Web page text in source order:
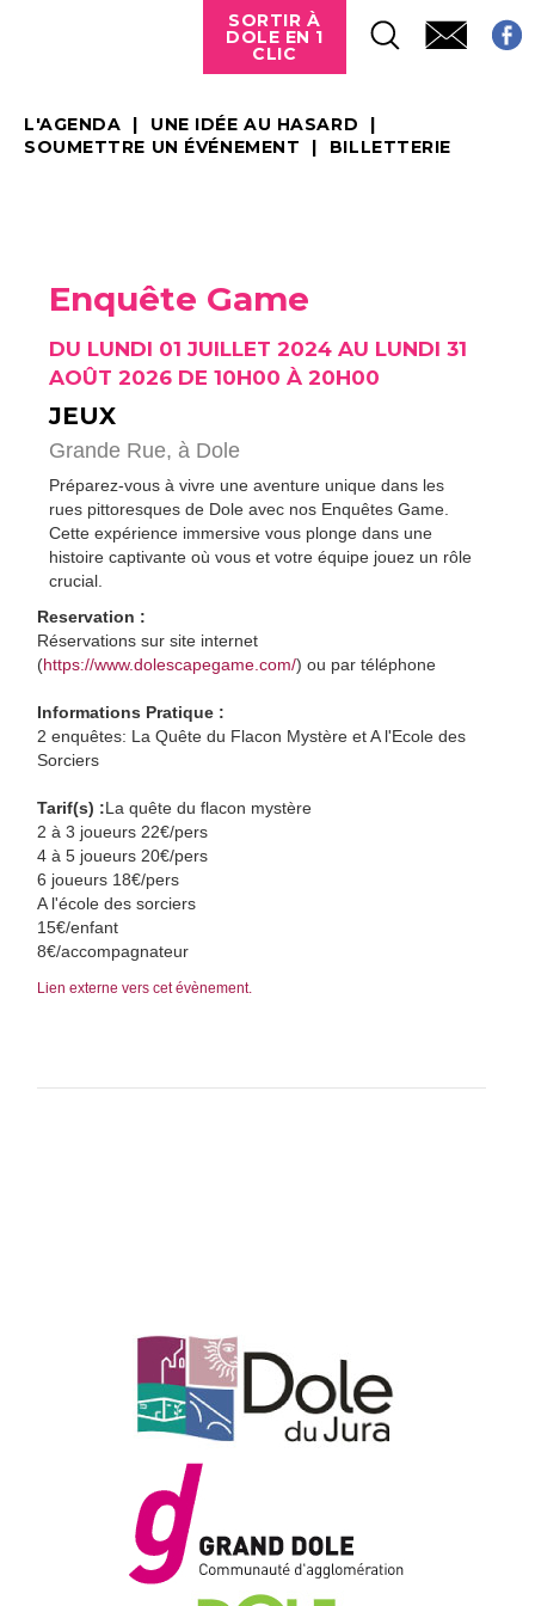
SORTIR À
DOLE EN 1
CLIC
L'AGENDA
UNE IDÉE AU HASARD
SOUMETTRE UN ÉVÉNEMENT
BILLETTERIE
Enquête Game
DU LUNDI 01 JUILLET 2024 AU LUNDI 31
AOÛT 2026 DE 10H00 À 20H00
JEUX
Grande Rue, à Dole
Préparez-vous à vivre une aventure unique dans les
rues pittoresques de Dole avec nos Enquêtes Game.
Cette expérience immersive vous plonge dans une
histoire captivante où vous et votre équipe jouez un rôle
crucial.
Reservation :
Réservations sur site internet
(https://www.dolescapegame.com/) ou par téléphone
Informations Pratique :
2 enquêtes: La Quête du Flacon Mystère et A l'Ecole des
Sorciers
Tarif(s) :La quête du flacon mystère
2 à 3 joueurs 22€/pers
4 à 5 joueurs 20€/pers
6 joueurs 18€/pers
A l'école des sorciers
15€/enfant
8€/accompagnateur
Lien externe vers cet évènement.